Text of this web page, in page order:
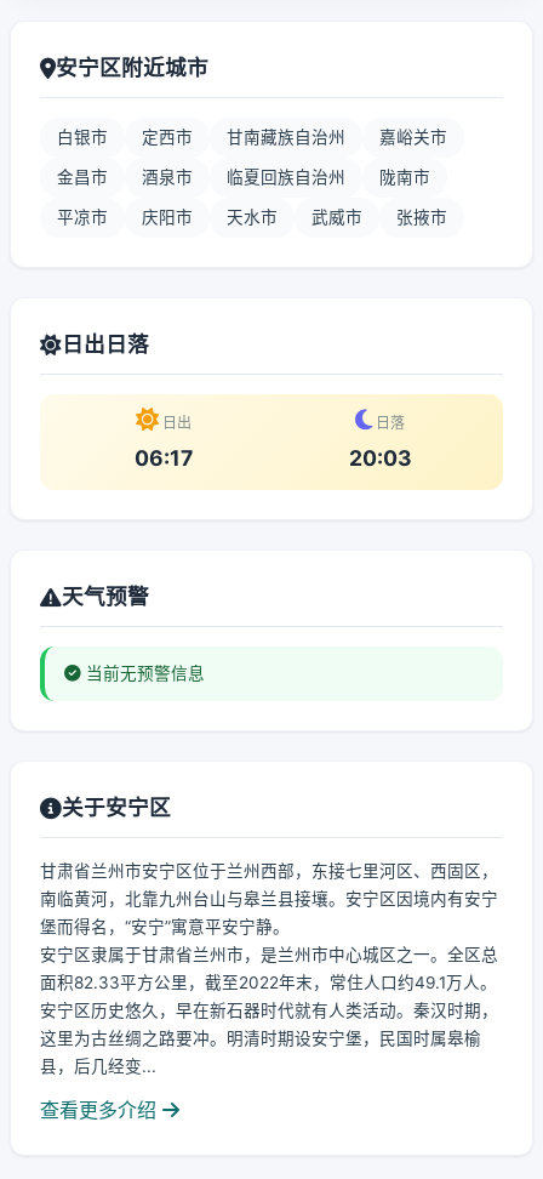
安宁区附近城市
白银市 定西市 甘南藏族自治州 嘉峪关市
金昌市 酒泉市 临夏回族自治州 陇南市
平凉市 庆阳市 天水市 武威市 张掖市
日出日落
日出
06:17
日落
20:03
天气预警
当前无预警信息
关于安宁区
甘肃省兰州市安宁区位于兰州西部，东接七里河区、西固区，
南临黄河，北靠九州台山与皋兰县接壤。安宁区因境内有安宁
堡而得名，“安宁”寓意平安宁静。
安宁区隶属于甘肃省兰州市，是兰州市中心城区之一。全区总
面积82.33平方公里，截至2022年末，常住人口约49.1万人。
安宁区历史悠久，早在新石器时代就有人类活动。秦汉时期，
这里为古丝绸之路要冲。明清时期设安宁堡，民国时属皋榆
县，后几经变...
查看更多介绍